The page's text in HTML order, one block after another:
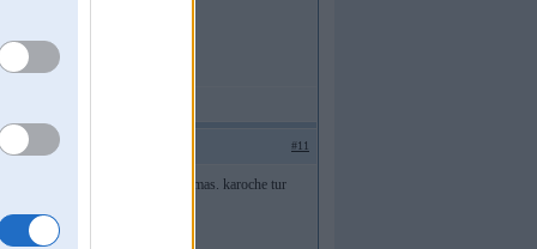
#11
aparaatu - melnu, taa kaa no filmas. karoche tur